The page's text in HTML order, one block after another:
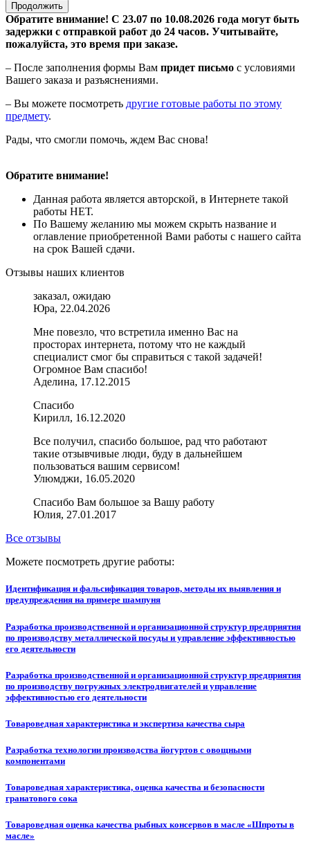
Продолжить
Обратите внимание! С 23.07 по 10.08.2026 года могут быть
задержки с отправкой работ до 24 часов. Учитывайте,
пожалуйста, это время при заказе.
– После заполнения формы Вам придет письмо с условиями
Вашего заказа и разъяснениями.
– Вы можете посмотреть другие готовые работы по этому
предмету.
Рады, что смогли помочь, ждем Вас снова!
Обратите внимание!
Данная работа является авторской, в Интернете такой
работы НЕТ.
По Вашему желанию мы можем скрыть название и
оглавление приобретенной Вами работы с нашего сайта
на срок Вашей сдачи.
Отзывы наших клиентов
заказал, ожидаю
Юра, 22.04.2026
Мне повезло, что встретила именно Вас на
просторах интернета, потому что не каждый
специалист смог бы справиться с такой задачей!
Огромное Вам спасибо!
Аделина, 17.12.2015
Спасибо
Кирилл, 16.12.2020
Все получил, спасибо большое, рад что работают
такие отзывчивые люди, буду в дальнейшем
пользоваться вашим сервисом!
Улюмджи, 16.05.2020
Спасибо Вам большое за Вашу работу
Юлия, 27.01.2017
Все отзывы
Можете посмотреть другие работы:
Идентификация и фальсификация товаров, методы их выявления и
предупреждения на примере шампуня
Разработка производственной и организационной структур предприятия
по производству металлической посуды и управление эффективностью
его деятельности
Разработка производственной и организационной структур предприятия
по производству погружных электродвигателей и управление
эффективностью его деятельности
Товароведная характеристика и экспертиза качества сыра
Разработка технологии производства йогуртов с овощными
компонентами
Товароведная характеристика, оценка качества и безопасности
гранатового сока
Товароведная оценка качества рыбных консервов в масле «Шпроты в
масле»